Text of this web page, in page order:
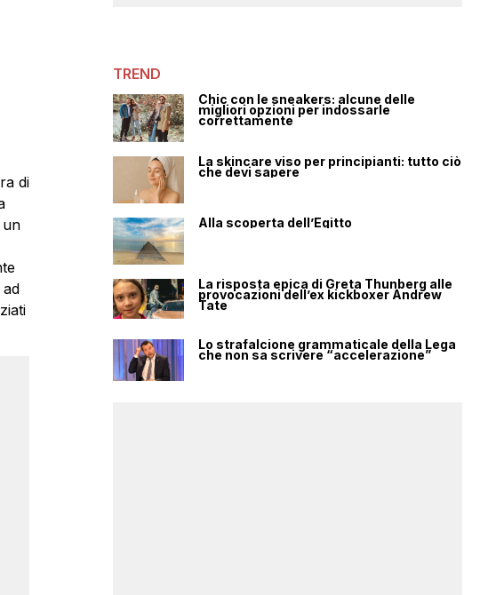
di
TREND
Chic con le sneakers: alcune delle
migliori opzioni per indossarle
correttamente
La skincare viso per principianti: tutto ciò
che devi sapere
Alla scoperta dell’Egitto
La risposta epica di Greta Thunberg alle
provocazioni dell’ex kickboxer Andrew
Tate
Lo strafalcione grammaticale della Lega
che non sa scrivere “accelerazione”